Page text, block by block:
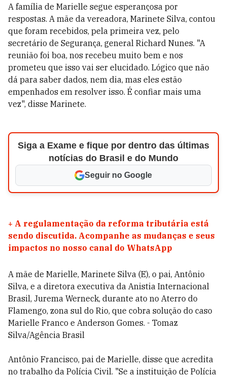
A família de Marielle segue esperançosa por
respostas. A mãe da vereadora, Marinete Silva, contou
que foram recebidos, pela primeira vez, pelo
secretário de Segurança, general Richard Nunes. "A
reunião foi boa, nos recebeu muito bem e nos
prometeu que isso vai ser elucidado. Lógico que não
dá para saber dados, nem dia, mas eles estão
empenhados em resolver isso. É confiar mais uma
vez", disse Marinete.
Siga a Exame e fique por dentro das últimas
notícias do Brasil e do Mundo
Seguir no Google
+ A regulamentação da reforma tributária está
sendo discutida. Acompanhe as mudanças e seus
impactos no nosso canal do WhatsApp
A mãe de Marielle, Marinete Silva (E), o pai, Antônio
Silva, e a diretora executiva da Anistia Internacional
Brasil, Jurema Werneck, durante ato no Aterro do
Flamengo, zona sul do Rio, que cobra solução do caso
Marielle Franco e Anderson Gomes. - Tomaz
Silva/Agência Brasil
Antônio Francisco, pai de Marielle, disse que acredita
no trabalho da Polícia Civil. "Se a instituição de Polícia